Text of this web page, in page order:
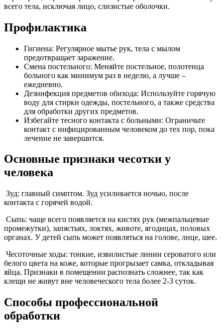
всего тела, исключая лицо, слизистые оболочки.
Профилактика
Гигиена: Регулярное мытье рук, тела с мылом
предотвращает заражение.
Смена постельного: Меняйте постельное, полотенца
больного как минимум раз в неделю, а лучше –
ежедневно.
Дезинфекция предметов обихода: Используйте горячую
воду для стирки одежды, постельного, а также средства
для обработки других предметов.
Избегайте тесного контакта с больными: Ограничьте
контакт с инфицированным человеком до тех пор, пока
лечение не завершится.
Основные признаки чесотки у
человека
Зуд: главный симптом. Зуд усиливается ночью, после
контакта с горячей водой.
Сыпь: чаще всего появляется на кистях рук (межпальцевые
промежутки), запястьях, локтях, животе, ягодицах, половых
органах. У детей сыпь может появляться на голове, лице, шее.
Чесоточные ходы: тонкие, извилистые линии сероватого или
белого цвета на коже, которые прогрызает самка, откладывая
яйца. Признаки в помещении распознать сложнее, так как
клещи не живут вне человеческого тела более 2-3 суток.
Способы профессиональной
обработки